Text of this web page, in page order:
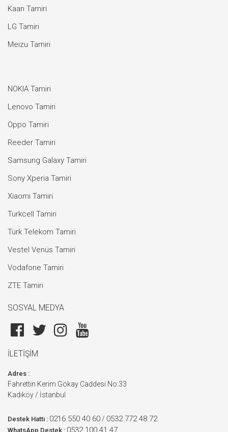
Kaan Tamiri
LG Tamiri
Meizu Tamiri
NOKIA Tamiri
Lenovo Tamiri
Oppo Tamiri
Reeder Tamiri
Samsung Galaxy Tamiri
Sony Xperia Tamiri
Xiaomi Tamiri
Turkcell Tamiri
Türk Telekom Tamiri
Vestel Venüs Tamiri
Vodafone Tamiri
ZTE Tamiri
SOSYAL MEDYA
İLETİŞİM
Adres :
Fahrettin Kerim Gökay Caddesi No:33
Kadıköy / İstanbul
Destek Hattı : 0216 550 40 60 / 0532 772 48 72
WhatsApp Destek : 0532 100 41 47